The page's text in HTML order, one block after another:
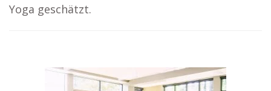
Yoga geschätzt.